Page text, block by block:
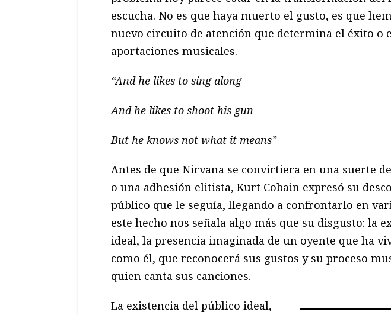
escucha. No es que haya muerto el gusto, es que
nuevo circuito de atención que determina el éxito o
aportaciones musicales.
“And he likes to sing along
And he likes to shoot his gun
But he knows not what it means”
Antes de que Nirvana se convirtiera en una suerte
o una adhesión elitista, Kurt Cobain expresó su
público que le seguía, llegando a confrontarlo en
este hecho nos señala algo más que su disgusto: la
ideal, la presencia imaginada de un oyente que ha
como él, que reconocerá sus gustos y su proceso
quien canta sus canciones.
La existencia del público ideal,